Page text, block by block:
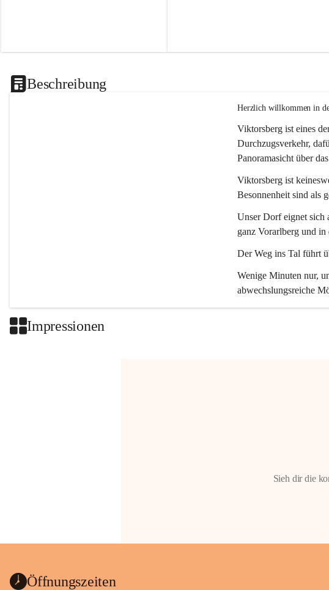
Beschreibung
Herzlich willkommen in
Viktorsberg ist eines
Durchzugsverkehr,
Panoramasicht über
Viktorsberg ist
Besonnenheit sind als
Unser Dorf eignet sich
ganz Vorarlberg und in
Der Weg ins Tal führt
Wenige Minuten nur,
abwechslungsreiche
Impressionen
Sieh dir die
Öffnungszeiten